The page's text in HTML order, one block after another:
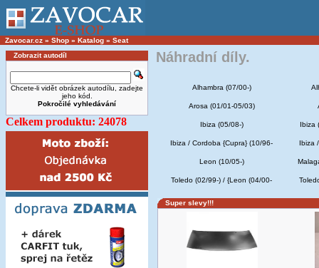
Zavocar.cz » Shop » Katalog » Seat
Zobrazit autodíl
Chcete-li vidět obrázek autodílu, zadejte
jeho kód.
Pokročilé vyhledávání
Celkem produktu: 24078
Náhradní díly.
Alhambra (07/00-)
Arosa (01/01-05/03)
Ibiza (05/08-) Ibiza
Ibiza / Cordoba {Cupra} (10/96- Ibiza
Leon (10/05-)
Toledo (02/99-) / {Leon (04/00-
Super slevy!!!